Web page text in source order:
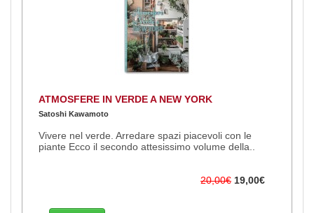
ATMOSFERE IN VERDE A NEW YORK
Satoshi Kawamoto
Vivere nel verde. Arredare spazi piacevoli con le
piante Ecco il secondo attesissimo volume della..
20,00€ 19,00€